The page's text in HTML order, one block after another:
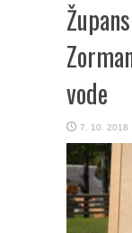
vode
7. 10. 2018